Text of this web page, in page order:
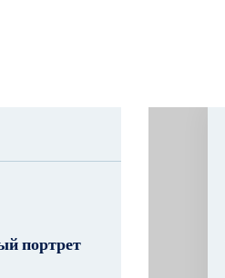
портрет